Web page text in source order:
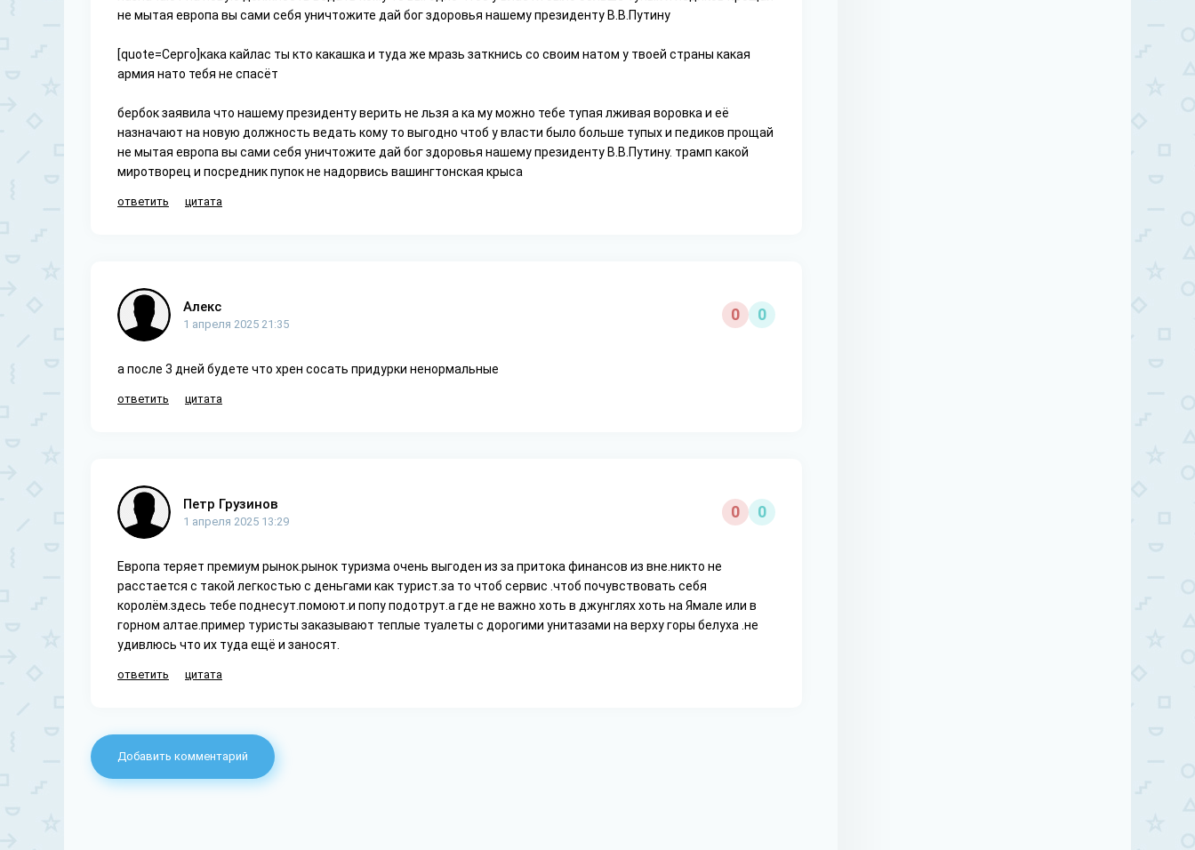
не мытая европа вы сами себя уничтожите дай бог здоровья нашему президенту В.В.Путину
[quote=Серго]кака кайлас ты кто какашка и туда же мразь заткнись со своим натом у твоей страны какая
армия нато тебя не спасёт
бербок заявила что нашему президенту верить не льзя а ка му можно тебе тупая лживая воровка и её
назначают на новую должность ведать кому то выгодно чтоб у власти было больше тупых и педиков прощай
не мытая европа вы сами себя уничтожите дай бог здоровья нашему президенту В.В.Путину. трамп какой
миротворец и посредник пупок не надорвись вашингтонская крыса
ответить цитата
Алекс
1 апреля 2025 21:35
0 0
а после 3 дней будете что хрен сосать придурки ненормальные
ответить цитата
Петр Грузинов
1 апреля 2025 13:29
0 0
Европа теряет премиум рынок.рынок туризма очень выгоден из за притока финансов из вне.никто не
расстается с такой легкостью с деньгами как турист.за то чтоб сервис .чтоб почувствовать себя
королём.здесь тебе поднесут.помоют.и попу подотрут.а где не важно хоть в джунглях хоть на Ямале или в
горном алтае.пример туристы заказывают теплые туалеты с дорогими унитазами на верху горы белуха .не
удивлюсь что их туда ещё и заносят.
ответить цитата
Добавить комментарий